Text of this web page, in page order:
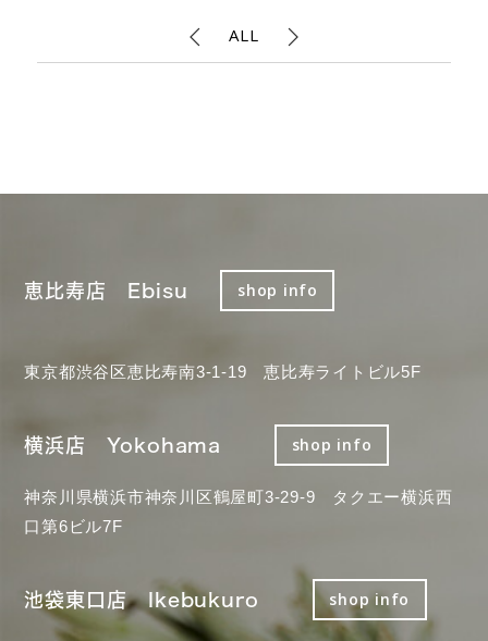
ALL
恵比寿店 Ebisu shop info
東京都渋谷区恵比寿南3-1-19 恵比寿ライトビル5F
横浜店 Yokohama shop info
神奈川県横浜市神奈川区鶴屋町3-29-9 タクエー横浜西
口第6ビル7F
池袋東口店 Ikebukuro shop info